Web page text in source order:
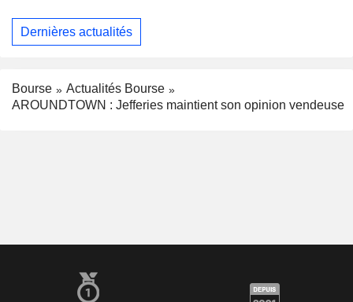
Dernières actualités
Bourse
Actualités Bourse
AROUNDTOWN : Jefferies maintient son opinion vendeuse